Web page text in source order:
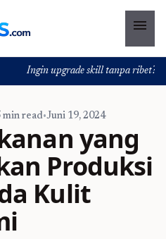
menu
Ingin upgrade skill tanpa ribet?
min read•Juni 19, 2024
yang
Produksi
Kulit